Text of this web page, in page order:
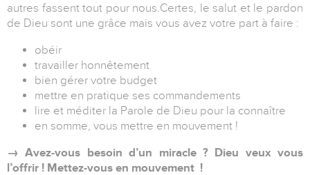
autres fassent tout pour nous.Certes, le salut et le pardon
de Dieu sont une grâce mais vous avez votre part à faire :
obéir
travailler honnêtement
bien gérer votre budget
mettre en pratique ses commandements
lire et méditer la Parole de Dieu pour la connaître
en somme, vous mettre en mouvement !
→ Avez-vous besoin d’un miracle ? Dieu veux vous
l’offrir ! Mettez-vous en mouvement !